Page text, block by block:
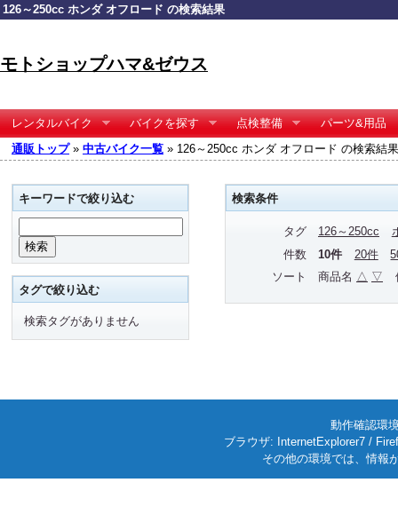
126～250cc ホンダ オフロード の検索結果
モトショップハマ&ゼウス
レンタルバイク バイクを探す 点検整備
パーツ&用品
通販トップ» 中古バイク一覧 » 126～250cc ホンダ オフロード の検索結果
検索条件
タグ 126～250cc
件数
10件 20件
ソート
商品名 △ ▽
キーワードで絞り込む
タグで絞り込む
検索タグがありません
動作確認環
ブラウザ: InternetExplorer7 /
その他の環境では、情報